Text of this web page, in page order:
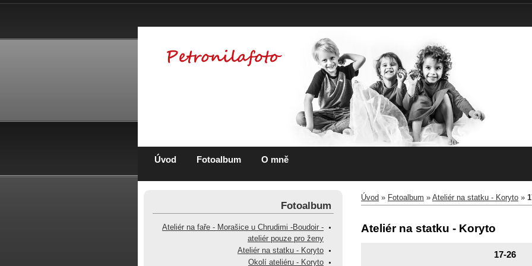
Úvod Fotoalbum O mně
Úvod » Fotoalbum » Ateliér na statku - Koryto »
Ateliér na statku - Koryto
17-26
Fotoalbum
Ateliér na faře - Morašice u Chrudimi -Boudoir -
ateliér pouze pro ženy
Ateliér na statku - Koryto
Okolí ateliéru - Koryto